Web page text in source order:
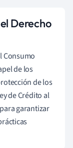
Derecho
Consumo
de los
de los
de Crédito al
garantizar